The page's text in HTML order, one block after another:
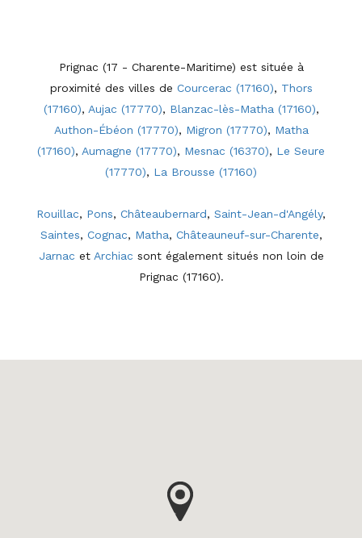
Prignac (17 - Charente-Maritime) est située à
proximité des villes de Courcerac (17160), Thors
(17160), Aujac (17770), Blanzac-lès-Matha (17160),
Authon-Ébéon (17770), Migron (17770), Matha
(17160), Aumagne (17770), Mesnac (16370), Le Seure
(17770), La Brousse (17160)
Rouillac, Pons, Châteaubernard, Saint-Jean-d'Angély,
Saintes, Cognac, Matha, Châteauneuf-sur-Charente,
Jarnac et Archiac sont également situés non loin de
Prignac (17160).